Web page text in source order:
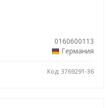
0160600113
Германия
Код: 3769291-36